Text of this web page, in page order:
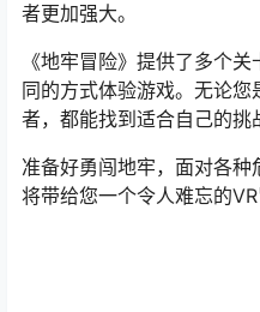
者更加强大。
《地牢冒险》提供了多个
同的方式体验游戏。无论
者，都能找到适合自己的挑
准备好勇闯地牢，面对各种
将带给您一个令人难忘的VR